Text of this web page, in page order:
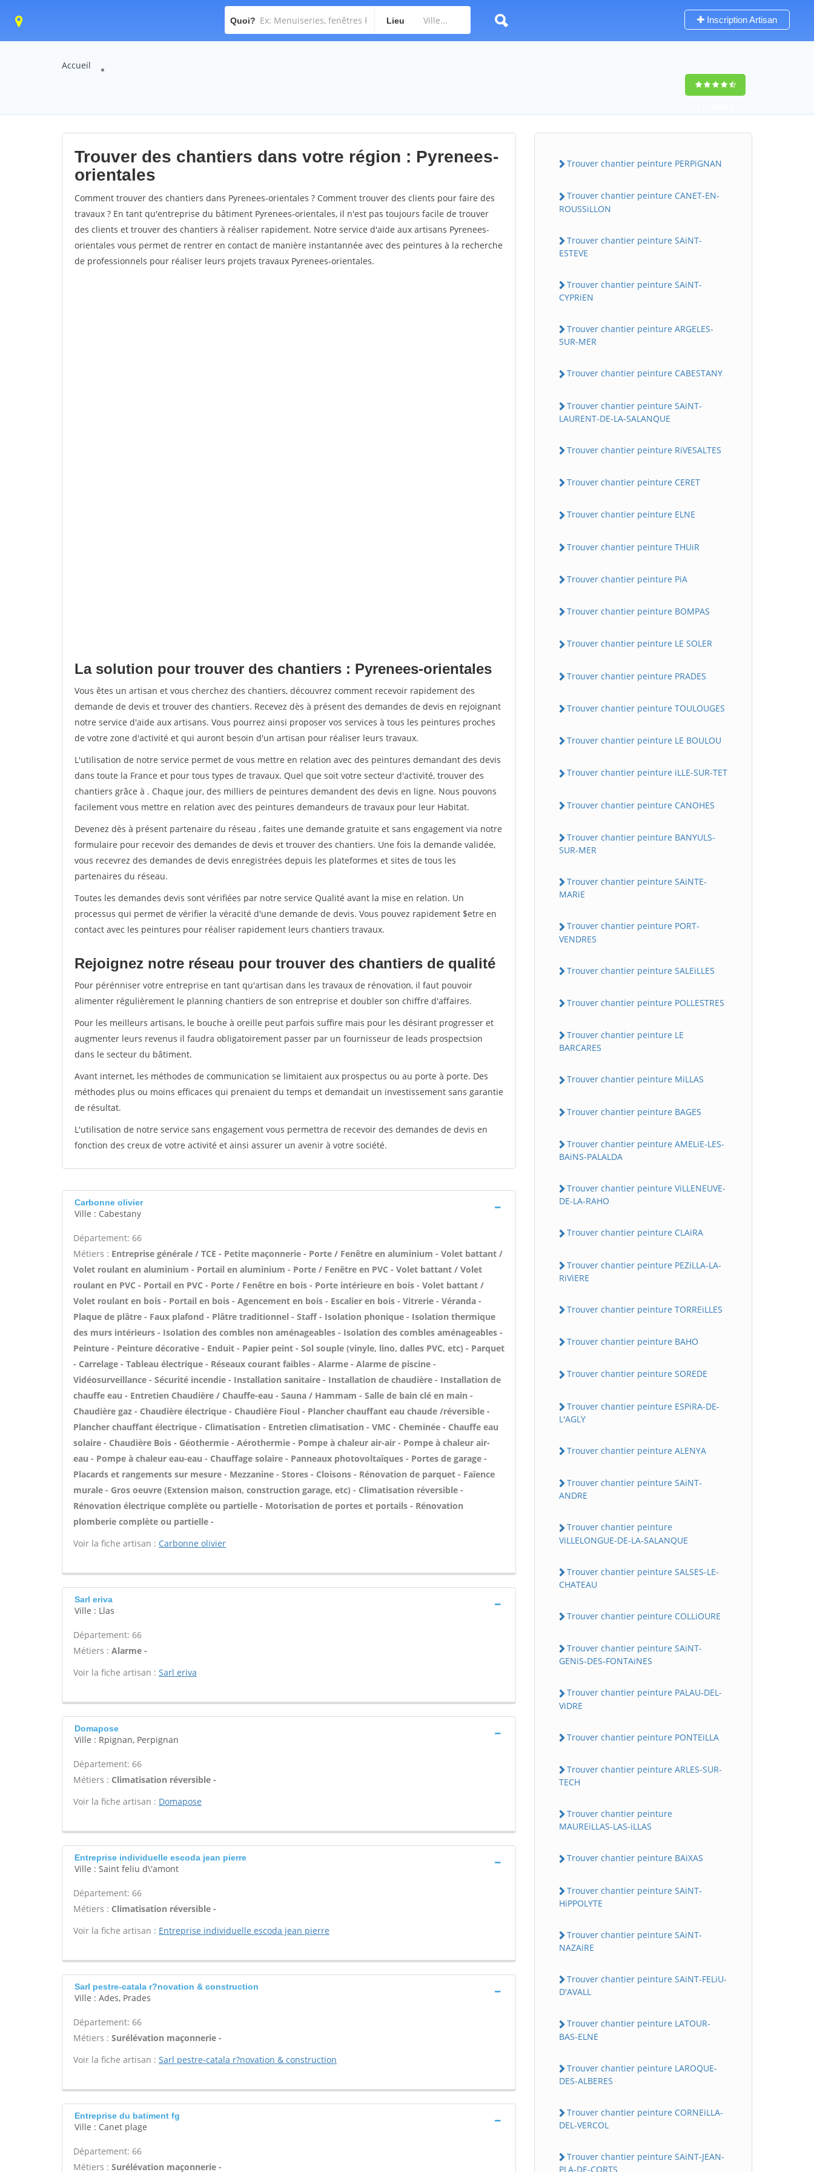
Quoi? Lieu Inscription Artisan
Accueil
Trouver des chantiers dans votre région : Pyrenees-
orientales
Comment trouver des chantiers dans Pyrenees-orientales ? Comment trouver des clients pour faire des
travaux ? En tant qu'entreprise du bâtiment Pyrenees-orientales, il n'est pas toujours facile de trouver
des clients et trouver des chantiers à réaliser rapidement. Notre service d'aide aux artisans Pyrenees-
orientales vous permet de rentrer en contact de manière instantannée avec des peintures à la recherche
de professionnels pour réaliser leurs projets travaux Pyrenees-orientales.
La solution pour trouver des chantiers : Pyrenees-orientales
Vous êtes un artisan et vous cherchez des chantiers, découvrez comment recevoir rapidement des
demande de devis et trouver des chantiers. Recevez dès à présent des demandes de devis en rejoignant
notre service d'aide aux artisans. Vous pourrez ainsi proposer vos services à tous les peintures proches
de votre zone d'activité et qui auront besoin d'un artisan pour réaliser leurs travaux.
L'utilisation de notre service permet de vous mettre en relation avec des peintures demandant des devis
dans toute la France et pour tous types de travaux. Quel que soit votre secteur d'activité, trouver des
chantiers grâce à . Chaque jour, des milliers de peintures demandent des devis en ligne. Nous pouvons
facilement vous mettre en relation avec des peintures demandeurs de travaux pour leur Habitat.
Devenez dès à présent partenaire du réseau , faites une demande gratuite et sans engagement via notre
formulaire pour recevoir des demandes de devis et trouver des chantiers. Une fois la demande validée,
vous recevrez des demandes de devis enregistrées depuis les plateformes et sites de tous les
partenaires du réseau.
Toutes les demandes devis sont vérifiées par notre service Qualité avant la mise en relation. Un
processus qui permet de vérifier la véracité d'une demande de devis. Vous pouvez rapidement $etre en
contact avec les peintures pour réaliser rapidement leurs chantiers travaux.
Rejoignez notre réseau pour trouver des chantiers de qualité
Pour pérénniser votre entreprise en tant qu'artisan dans les travaux de rénovation, il faut pouvoir
alimenter régulièrement le planning chantiers de son entreprise et doubler son chiffre d'affaires.
Pour les meilleurs artisans, le bouche à oreille peut parfois suffire mais pour les désirant progresser et
augmenter leurs revenus il faudra obligatoirement passer par un fournisseur de leads prospectsion
dans le secteur du bâtiment.
Avant internet, les méthodes de communication se limitaient aux prospectus ou au porte à porte. Des
méthodes plus ou moins efficaces qui prenaient du temps et demandait un investissement sans garantie
de résultat.
L'utilisation de notre service sans engagement vous permettra de recevoir des demandes de devis en
fonction des creux de votre activité et ainsi assurer un avenir à votre société.
Carbonne olivier
Ville : Cabestany
Département: 66
Métiers : Entreprise générale / TCE - Petite maçonnerie - Porte / Fenêtre en aluminium - Volet battant /
Volet roulant en aluminium - Portail en aluminium - Porte / Fenêtre en PVC - Volet battant / Volet
roulant en PVC - Portail en PVC - Porte / Fenêtre en bois - Porte intérieure en bois - Volet battant /
Volet roulant en bois - Portail en bois - Agencement en bois - Escalier en bois - Vitrerie - Véranda -
Plaque de plâtre - Faux plafond - Plâtre traditionnel - Staff - Isolation phonique - Isolation thermique
des murs intérieurs - Isolation des combles non aménageables - Isolation des combles aménageables -
Peinture - Peinture décorative - Enduit - Papier peint - Sol souple (vinyle, lino, dalles PVC, etc) - Parquet
- Carrelage - Tableau électrique - Réseaux courant faibles - Alarme - Alarme de piscine -
Vidéosurveillance - Sécurité incendie - Installation sanitaire - Installation de chaudière - Installation de
chauffe eau - Entretien Chaudière / Chauffe-eau - Sauna / Hammam - Salle de bain clé en main -
Chaudière gaz - Chaudière électrique - Chaudière Fioul - Plancher chauffant eau chaude /réversible -
Plancher chauffant électrique - Climatisation - Entretien climatisation - VMC - Cheminée - Chauffe eau
solaire - Chaudière Bois - Géothermie - Aérothermie - Pompe à chaleur air-air - Pompe à chaleur air-
eau - Pompe à chaleur eau-eau - Chauffage solaire - Panneaux photovoltaïques - Portes de garage -
Placards et rangements sur mesure - Mezzanine - Stores - Cloisons - Rénovation de parquet - Faïence
murale - Gros oeuvre (Extension maison, construction garage, etc) - Climatisation réversible -
Rénovation électrique complète ou partielle - Motorisation de portes et portails - Rénovation
plomberie complète ou partielle -
Voir la fiche artisan : Carbonne olivier
Sarl eriva
Ville : Llas
Département: 66
Métiers : Alarme -
Voir la fiche artisan : Sarl eriva
Domapose
Ville : Rpignan, Perpignan
Département: 66
Métiers : Climatisation réversible -
Voir la fiche artisan : Domapose
Entreprise individuelle escoda jean pierre
Ville : Saint feliu d\'amont
Département: 66
Métiers : Climatisation réversible -
Voir la fiche artisan : Entreprise individuelle escoda jean pierre
Sarl pestre-catala r?novation & construction
Ville : Ades, Prades
Département: 66
Métiers : Surélévation maçonnerie -
Voir la fiche artisan : Sarl pestre-catala r?novation & construction
Entreprise du batiment fg
Ville : Canet plage
Département: 66
Métiers : Surélévation maçonnerie -
Trouver chantier peinture PERPiGNAN
Trouver chantier peinture CANET-EN-
ROUSSiLLON
Trouver chantier peinture SAiNT-
ESTEVE
Trouver chantier peinture SAiNT-
CYPRiEN
Trouver chantier peinture ARGELES-
SUR-MER
Trouver chantier peinture CABESTANY
Trouver chantier peinture SAiNT-
LAURENT-DE-LA-SALANQUE
Trouver chantier peinture RiVESALTES
Trouver chantier peinture CERET
Trouver chantier peinture ELNE
Trouver chantier peinture THUiR
Trouver chantier peinture PiA
Trouver chantier peinture BOMPAS
Trouver chantier peinture LE SOLER
Trouver chantier peinture PRADES
Trouver chantier peinture TOULOUGES
Trouver chantier peinture LE BOULOU
Trouver chantier peinture iLLE-SUR-TET
Trouver chantier peinture CANOHES
Trouver chantier peinture BANYULS-
SUR-MER
Trouver chantier peinture SAiNTE-
MARiE
Trouver chantier peinture PORT-
VENDRES
Trouver chantier peinture SALEiLLES
Trouver chantier peinture POLLESTRES
Trouver chantier peinture LE
BARCARES
Trouver chantier peinture MiLLAS
Trouver chantier peinture BAGES
Trouver chantier peinture AMELiE-LES-
BAiNS-PALALDA
Trouver chantier peinture ViLLENEUVE-
DE-LA-RAHO
Trouver chantier peinture CLAiRA
Trouver chantier peinture PEZiLLA-LA-
RiViERE
Trouver chantier peinture TORREiLLES
Trouver chantier peinture BAHO
Trouver chantier peinture SOREDE
Trouver chantier peinture ESPiRA-DE-
L'AGLY
Trouver chantier peinture ALENYA
Trouver chantier peinture SAiNT-
ANDRE
Trouver chantier peinture
ViLLELONGUE-DE-LA-SALANQUE
Trouver chantier peinture SALSES-LE-
CHATEAU
Trouver chantier peinture COLLiOURE
Trouver chantier peinture SAiNT-
GENiS-DES-FONTAiNES
Trouver chantier peinture PALAU-DEL-
ViDRE
Trouver chantier peinture PONTEiLLA
Trouver chantier peinture ARLES-SUR-
TECH
Trouver chantier peinture
MAUREiLLAS-LAS-iLLAS
Trouver chantier peinture BAiXAS
Trouver chantier peinture SAiNT-
HiPPOLYTE
Trouver chantier peinture SAiNT-
NAZAiRE
Trouver chantier peinture SAiNT-FELiU-
D'AVALL
Trouver chantier peinture LATOUR-
BAS-ELNE
Trouver chantier peinture LAROQUE-
DES-ALBERES
Trouver chantier peinture CORNEiLLA-
DEL-VERCOL
Trouver chantier peinture SAiNT-JEAN-
PLA-DE-CORTS